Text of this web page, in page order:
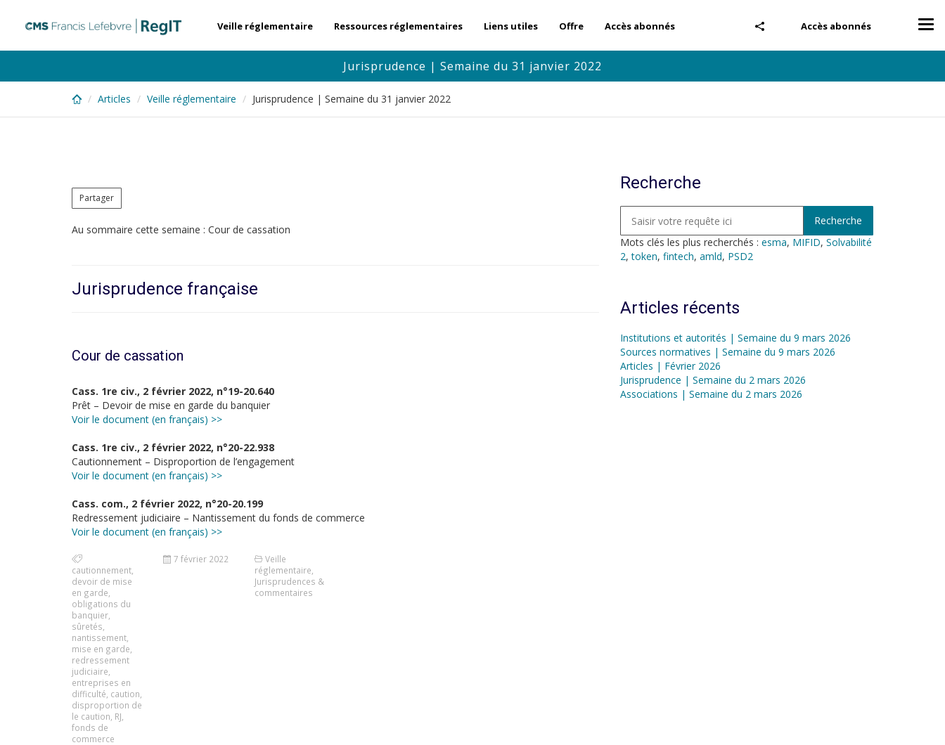
content
Accès abonnés
Veille réglementaire Ressources réglementaires Liens utiles Offre Accès abonnés
Jurisprudence | Semaine du 31 janvier 2022
Articles Veille réglementaire Jurisprudence | Semaine du 31 janvier 2022
Partager
Au sommaire cette semaine : Cour de cassation
Jurisprudence française
Cour de cassation
Cass. 1re civ., 2 février 2022, n°19-20.640
Prêt – Devoir de mise en garde du banquier
Voir le document (en français) >>
Cass. 1re civ., 2 février 2022, n°20-22.938
Cautionnement – Disproportion de l’engagement
Voir le document (en français) >>
Cass. com., 2 février 2022, n°20-20.199
Redressement judiciaire – Nantissement du fonds de commerce
Voir le document (en français) >>
cautionnement
devoir de mise
en garde
obligations du
banquier
sûretés
nantissement
mise en garde
redressement
judiciaire
entreprises en
difficulté caution
disproportion de
le caution RJ
fonds de
commerce
7 février 2022
Veille
réglementaire
Jurisprudences &
commentaires
Recherche
Mots clés les plus recherchés : esma, MIFID, Solvabilité
2,token, fintech, amld, PSD2
Articles récents
Institutions et autorités | Semaine du 9 mars 2026
Sources normatives | Semaine du 9 mars 2026
Articles | Février 2026
Jurisprudence | Semaine du 2 mars 2026
Associations | Semaine du 2 mars 2026